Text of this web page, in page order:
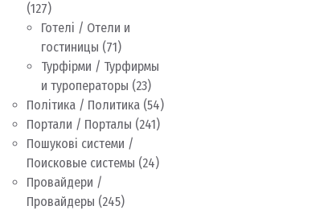
(127)
Готелі / Отели и
гостиницы (71)
Турфірми / Турфирмы
и туроператоры (23)
Політика / Политика (54)
Портали / Порталы (241)
Пошукові системи /
Поисковые системы (24)
Провайдери /
Провайдеры (245)